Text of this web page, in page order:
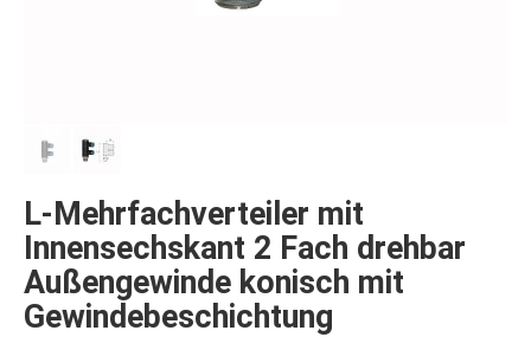
L-Mehrfachverteiler mit
Innensechskant 2 Fach drehbar
Außengewinde konisch mit
Gewindebeschichtung